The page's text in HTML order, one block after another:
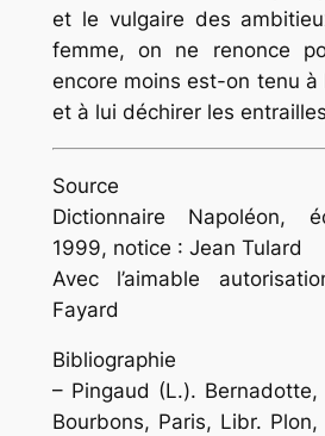
et le vulgaire des
femme, on ne renonce
encore moins est-on tenu à
et à lui déchirer les
Source
Dictionnaire Napoléon,
1999, notice : Jean Tulard
Avec l’aimable
Fayard
Bibliographie
– Pingaud (L.).
Bourbons, Paris, Libr.